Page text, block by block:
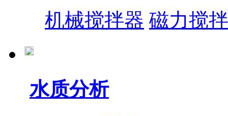
机械搅拌器 磁力搅
水质分析